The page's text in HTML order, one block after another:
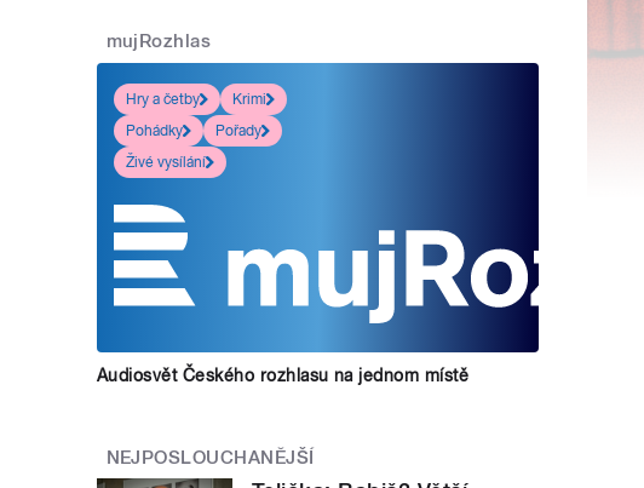
mujRozhlas
Hry a četby
Krimi
Pohádky
Pořady
Živé vysílání
Audiosvět Českého rozhlasu na jednom místě
NEJPOSLOUCHANĚJŠÍ